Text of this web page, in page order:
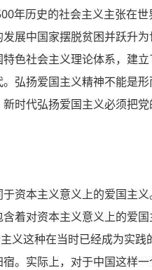
年历史的社会主义主张在世
展中国家摆脱贫困并跃升为
色社会主义理论体系，建立
弘扬爱国主义精神不能是形
时代弘扬爱国主义必须把党
资本主义意义上的爱国主义
着对资本主义意义上的爱国
义这种在当时已经成为实践
。实际上，对于中国这样一